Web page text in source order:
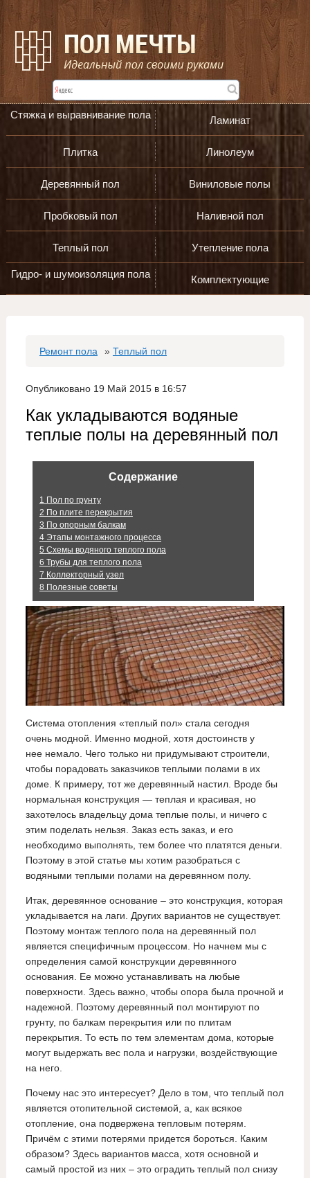
Стяжка и выравнивание пола Ламинат
Плитка Линолеум
Деревянный пол Виниловые полы
Пробковый пол Наливной пол
Теплый пол Утепление пола
Гидро- и шумоизоляция пола Комплектующие
Ремонт пола » Теплый пол
Опубликовано 19 Май 2015 в 16:57
Как укладываются водяные
теплые полы на деревянный пол
Содержание
1 Пол по грунту
2 По плите перекрытия
3 По опорным балкам
4Этапы монтажного процесса
5 Схемы водяного теплого пола
6 Трубы для теплого пола
7 Коллекторный узел
8 Полезные советы
Система отопления «теплый пол» стала сегодня
очень модной. Именно модной, хотя достоинств у
нее немало. Чего только ни придумывают строители,
чтобы порадовать заказчиков теплыми полами в их
доме. К примеру, тот же деревянный настил. Вроде бы
нормальная конструкция — теплая и красивая, но
захотелось владельцу дома теплые полы, и ничего с
этим поделать нельзя. Заказ есть заказ, и его
необходимо выполнять, тем более что платятся деньги.
Поэтому в этой статье мы хотим разобраться с
водяными теплыми полами на деревянном полу.
Итак, деревянное основание – это конструкция, которая
укладывается на лаги. Других вариантов не существует.
Поэтому монтаж теплого пола на деревянный пол
является специфичным процессом. Но начнем мы с
определения самой конструкции деревянного
основания. Ее можно устанавливать на любые
поверхности. Здесь важно, чтобы опора была прочной и
надежной. Поэтому деревянный пол монтируют по
грунту, по балкам перекрытия или по плитам
перекрытия. То есть по тем элементам дома, которые
могут выдержать вес пола и нагрузки, воздействующие
на него.
Почему нас это интересует? Дело в том, что теплый пол
является отопительной системой, а, как всякое
отопление, она подвержена тепловым потерям.
Причём с этими потерями придется бороться. Каким
образом? Здесь вариантов масса, хотя основной и
самый простой из них – это оградить теплый пол снизу